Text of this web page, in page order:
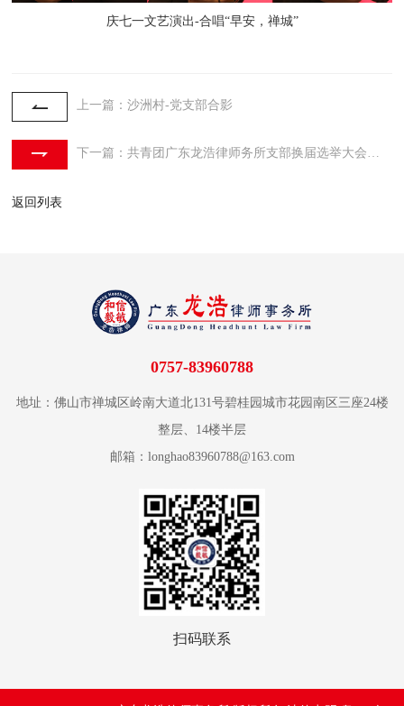
庆七一文艺演出-合唱“早安，禅城”
上一篇：沙洲村-党支部合影
下一篇：共青团广东龙浩律师务所支部换届选举大会成功召开
返回列表
0757-83960788
地址：佛山市禅城区岭南大道北131号碧桂园城市花园南区三座24楼
整层、14楼半层
邮箱：longhao83960788@163.com
扫码联系